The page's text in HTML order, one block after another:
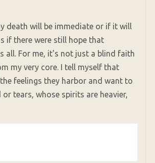
death will be immediate or if it will
if there were still hope that
all. For me, it's not just a blind faith
my very core. I tell myself that
feelings they harbor and want to
tears, whose spirits are heavier,